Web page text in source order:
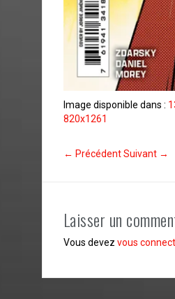
Image disponible dans :
820x1261
← Précédent Suivant →
Laisser un
Vous devez vous